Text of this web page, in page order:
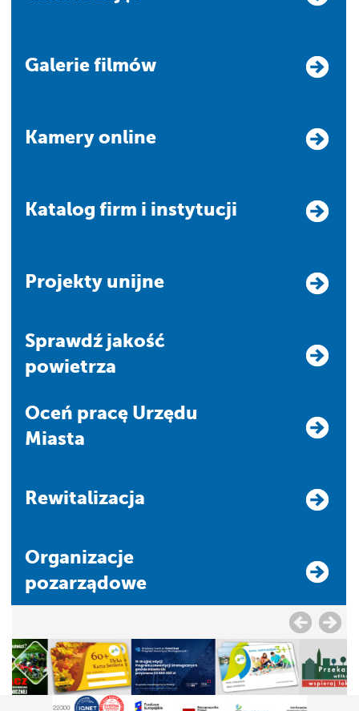
Galerie filmów
Kamery online
Katalog firm i instytucji
Projekty unijne
Sprawdź jakość
powietrza
Oceń pracę Urzędu
Miasta
Rewitalizacja
Organizacje
pozarządowe